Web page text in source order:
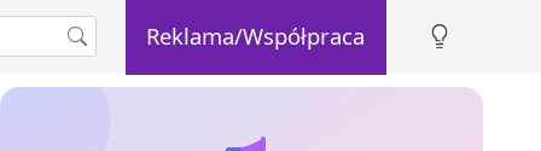
Reklama/Współpraca